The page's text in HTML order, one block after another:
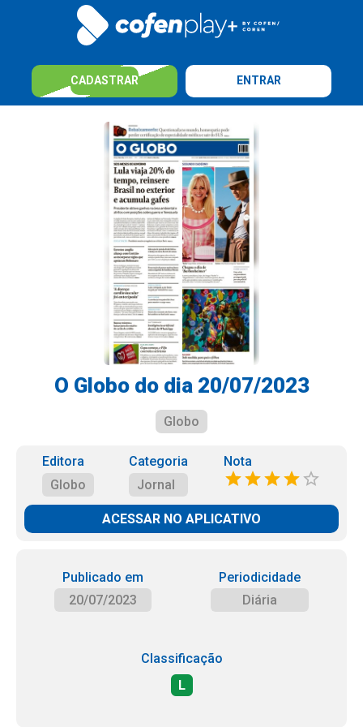
CADASTRAR ENTRAR
O Globo do dia 20/07/2023
Globo
Editora
Globo
Categoria
Jornal
Nota
ACESSAR NO APLICATIVO
Publicado em
20/07/2023
Periodicidade
Diária
Classificação
L